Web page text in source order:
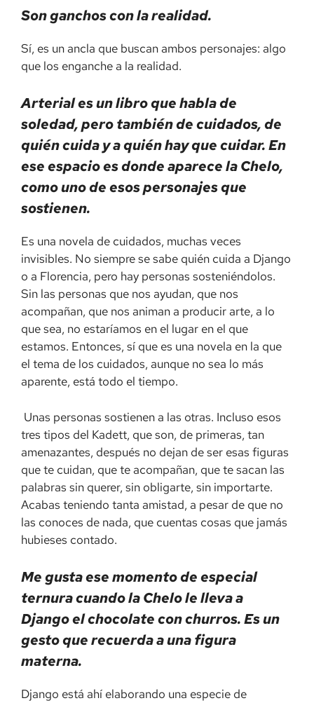
Son ganchos con la realidad.
Sí, es un ancla que buscan ambos personajes: algo
que los enganche a la realidad.
Arterial es un libro que habla de
soledad, pero también de cuidados, de
quién cuida y a quién hay que cuidar. En
ese espacio es donde aparece la Chelo,
como uno de esos personajes que
sostienen.
Es una novela de cuidados, muchas veces
invisibles. No siempre se sabe quién cuida a Django
o a Florencia, pero hay personas sosteniéndolos.
Sin las personas que nos ayudan, que nos
acompañan, que nos animan a producir arte, a lo
que sea, no estaríamos en el lugar en el que
estamos. Entonces, sí que es una novela en la que
el tema de los cuidados, aunque no sea lo más
aparente, está todo el tiempo.
Unas personas sostienen a las otras. Incluso esos
tres tipos del Kadett, que son, de primeras, tan
amenazantes, después no dejan de ser esas figuras
que te cuidan, que te acompañan, que te sacan las
palabras sin querer, sin obligarte, sin importarte.
Acabas teniendo tanta amistad, a pesar de que no
las conoces de nada, que cuentas cosas que jamás
hubieses contado.
Me gusta ese momento de especial
ternura cuando la Chelo le lleva a
Django el chocolate con churros. Es un
gesto que recuerda a una figura
materna.
Django está ahí elaborando una especie de